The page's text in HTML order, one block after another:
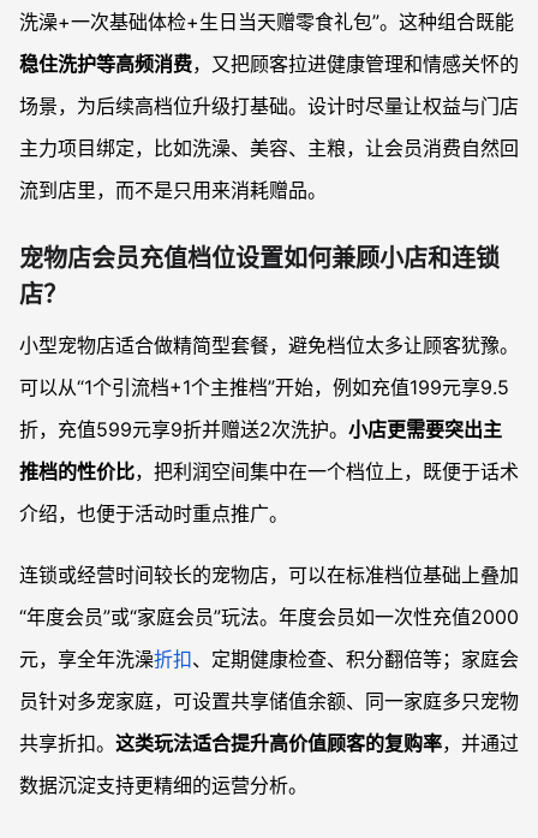
洗澡+一次基础体检+生日当天赠零食礼包”。这种组合既能
稳住洗护等高频消费，又把顾客拉进健康管理和情感关怀的
场景，为后续高档位升级打基础。设计时尽量让权益与门店
主力项目绑定，比如洗澡、美容、主粮，让会员消费自然回
流到店里，而不是只用来消耗赠品。
宠物店会员充值档位设置如何兼顾小店和连锁
店？
小型宠物店适合做精简型套餐，避免档位太多让顾客犹豫。
可以从“1个引流档+1个主推档”开始，例如充值199元享9.5
折，充值599元享9折并赠送2次洗护。 小店更需要突出主
推档的性价比，把利润空间集中在一个档位上，既便于话术
介绍，也便于活动时重点推广。
连锁或经营时间较长的宠物店，可以在标准档位基础上叠加
“年度会员”或“家庭会员”玩法。年度会员如一次性充值2000
元，享全年洗澡折扣、定期健康检查、积分翻倍等；家庭会
员针对多宠家庭，可设置共享储值余额、同一家庭多只宠物
共享折扣。 这类玩法适合提升高价值顾客的复购率，并通过
数据沉淀支持更精细的运营分析。